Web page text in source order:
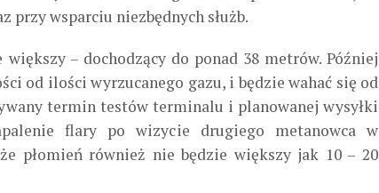
przy wsparciu niezbędnych służb.
– dochodzący do ponad 38 metrów. Później
od ilości wyrzucanego gazu, i będzie wahać się od
termin testów terminalu i planowanej wysyłki
flary po wizycie drugiego metanowca w
płomień również nie będzie większy jak 10 – 20